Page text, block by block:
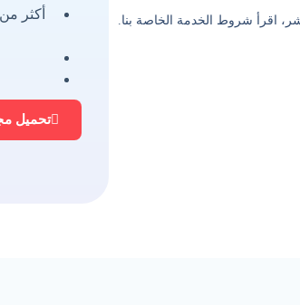
اقرأ شروط الخدمة الخاصة بنا.
تحميل